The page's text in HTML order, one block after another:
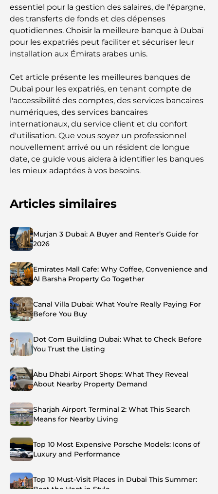
essentiel pour la gestion des salaires, de l'épargne,
des transferts de fonds et des dépenses
quotidiennes. Choisir la meilleure banque à Dubaï
pour les expatriés peut faciliter et sécuriser leur
installation aux Émirats arabes unis.
Cet article présente les meilleures banques de
Dubaï pour les expatriés, en tenant compte de
l'accessibilité des comptes, des services bancaires
numériques, des services bancaires
internationaux, du service client et du confort
d'utilisation. Que vous soyez un professionnel
nouvellement arrivé ou un résident de longue
date, ce guide vous aidera à identifier les banques
les mieux adaptées à vos besoins.
Articles similaires
Murjan 3 Dubai: A Buyer and Renter’s Guide for
2026
Emirates Mall Cafe: Why Coffee, Convenience and
Al Barsha Property Go Together
Canal Villa Dubai: What You’re Really Paying For
Before You Buy
Dot Com Building Dubai: What to Check Before
You Trust the Listing
Abu Dhabi Airport Shops: What They Reveal
About Nearby Property Demand
Sharjah Airport Terminal 2: What This Search
Means for Nearby Living
Top 10 Most Expensive Porsche Models: Icons of
Luxury and Performance
Top 10 Must-Visit Places in Dubai This Summer:
Beat the Heat in Style